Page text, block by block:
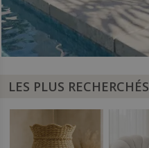
LES PLUS RECHERCHÉS